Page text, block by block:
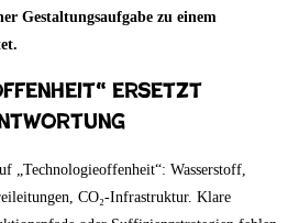
Gestaltungsaufgabe zu einem
ersetzt
„Technologieoffenheit“: Wasserstoff,
CO₂-Infrastruktur. Klare